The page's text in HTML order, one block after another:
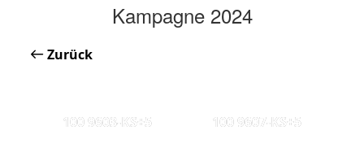
Kampagne 2024
Zurück
100 9603-KS+5 100 9607-KS+5